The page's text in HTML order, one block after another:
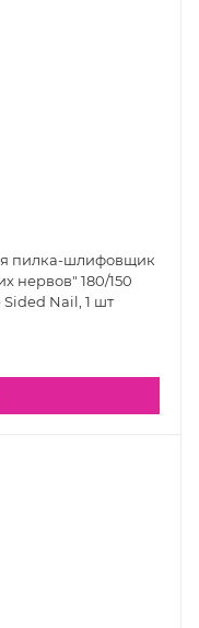
пилка-шлифовщик
Double Sided Nail, 1 шт